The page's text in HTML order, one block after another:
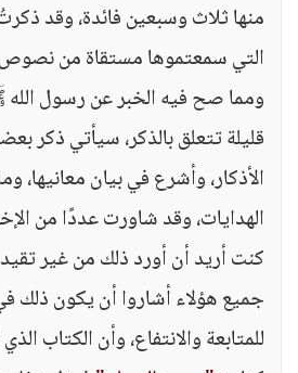
منها ثلاث وسبعين فائدة، وقد
التي سمعتموها مستقاة من نصوص
ومما صح فيه الخبر عن رسول
قليلة تتعلق بالذكر، سيأتي ذكر
الأذكار، وأشرع في بيان معانيها،
الهدايات، وقد شاورت عددًا من
كنت أريد أن أورد ذلك من غير
جميع هؤلاء أشاروا أن يكون ذلك
للمتابعة والانتفاع، وأن الكتاب